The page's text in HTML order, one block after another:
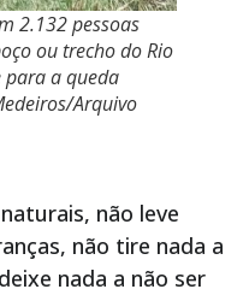
2.132 pessoas
ou trecho do Rio
para a queda
Arquivo
não leve
não tire nada a
nada a não ser